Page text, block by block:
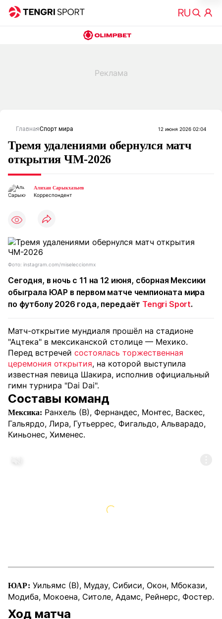
ГлавнаяСпорт мира 12 июня 2026 02:04
Тремя удалениями обернулся матч
открытия ЧМ-2026
Алихан Сарыкхазыев
Корреспондент
Фото: instagram.com/miseleccionmx
Сегодня, в ночь с 11 на 12 июня, сборная Мексики
обыграла ЮАР в первом матче чемпионата мира
по футболу 2026 года, передаёт Tengri Sport.
Матч-открытие мундиаля прошёл на стадионе
"Ацтека" в мексиканской столице — Мехико.
Перед встречей состоялась торжественная
церемония открытия, на которой выступила
известная певица Шакира, исполнив официальный
гимн турнира "Dai Dai".
Составы команд
Мексика: Ранхель (В), Фернандес, Монтес, Васкес,
Гальярдо, Лира, Гутьеррес, Фигальдо, Альварадо,
Киньонес, Хименес.
ЮАР: Уильямс (В), Мудау, Сибиси, Окон, Мбокази,
Модиба, Мокоена, Ситоле, Адамс, Рейнерс, Фостер.
Ход матча